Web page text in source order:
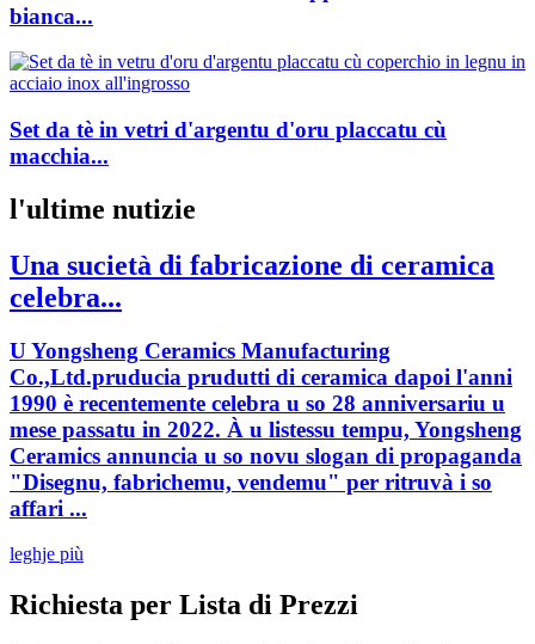
bianca...
Set da tè in vetri d'argentu d'oru placcatu cù
macchia...
l'ultime nutizie
Una sucietà di fabricazione di ceramica
celebra...
U Yongsheng Ceramics Manufacturing
Co.,Ltd.pruducia prudutti di ceramica dapoi l'anni
1990 è recentemente celebra u so 28 anniversariu u
mese passatu in 2022. À u listessu tempu, Yongsheng
Ceramics annuncia u so novu slogan di propaganda
"Disegnu, fabrichemu, vendemu" per ritruvà i so
affari ...
leghje più
Richiesta per Lista di Prezzi